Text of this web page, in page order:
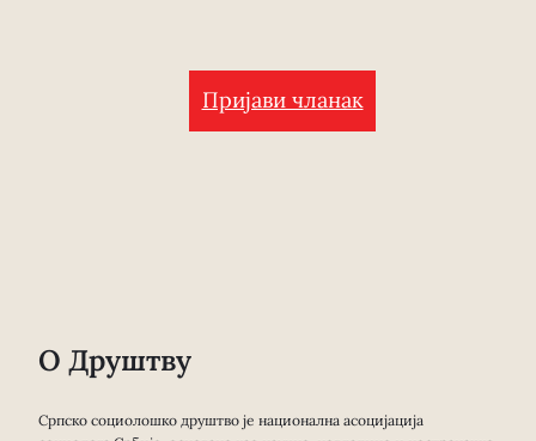
Пријави чланак
О Друштву
Српско социолошко друштво је национална асоцијација